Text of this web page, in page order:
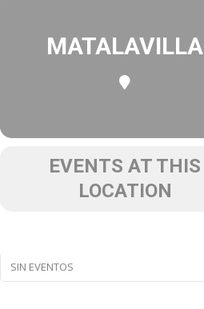
MATALAVILLA
EVENTS AT THIS
LOCATION
SIN EVENTOS